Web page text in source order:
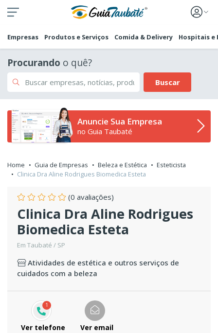
Empresas Produtos e Serviços Comida & Delivery Hospitais e
Procurando o quê?
Buscar
Anuncie Sua Empresa
no Guia Taubaté
Home Guia de Empresas Beleza e Estética
Esteticista
Clinica Dra Aline Rodrigues Biomedica Esteta
(0 avaliações)
Clinica Dra Aline Rodrigues
Biomedica Esteta
Em Taubaté / SP
Atividades de estética e outros serviços de
cuidados com a beleza
1
Ver telefone Ver email